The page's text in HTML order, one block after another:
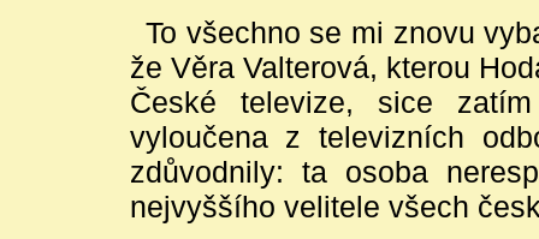
To všechno se mi znovu
že Věra Valterová, kterou
České televize, sice
vyloučena z televizních
zdůvodnily: ta osoba
nejvyššího velitele všech